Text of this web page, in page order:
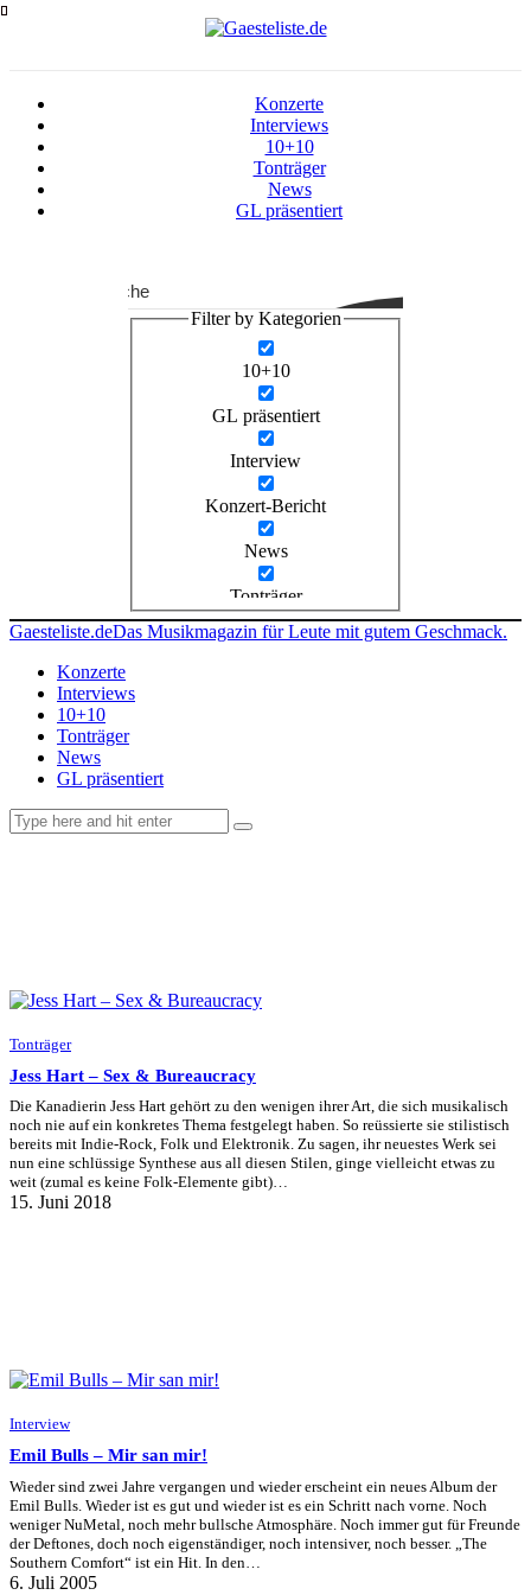
Konzerte
Interviews
10+10
Tonträger
News
GL präsentiert
Suche
Filter by Kategorien
10+10
GL präsentiert
Interview
Konzert-Bericht
News
Tonträger
Gaesteliste.deDas Musikmagazin für Leute mit gutem Geschmack.
Konzerte
Interviews
10+10
Tonträger
News
GL präsentiert
Tonträger
Jess Hart – Sex & Bureaucracy
Die Kanadierin Jess Hart gehört zu den wenigen ihrer Art, die sich musikalisch
noch nie auf ein konkretes Thema festgelegt haben. So reüssierte sie stilistisch
bereits mit Indie-Rock, Folk und Elektronik. Zu sagen, ihr neuestes Werk sei
nun eine schlüssige Synthese aus all diesen Stilen, ginge vielleicht etwas zu
weit (zumal es keine Folk-Elemente gibt)…
15. Juni 2018
Interview
Emil Bulls – Mir san mir!
Wieder sind zwei Jahre vergangen und wieder erscheint ein neues Album der
Emil Bulls. Wieder ist es gut und wieder ist es ein Schritt nach vorne. Noch
weniger NuMetal, noch mehr bullsche Atmosphäre. Noch immer gut für Freunde
der Deftones, doch noch eigenständiger, noch intensiver, noch besser. „The
Southern Comfort“ ist ein Hit. In den…
6. Juli 2005